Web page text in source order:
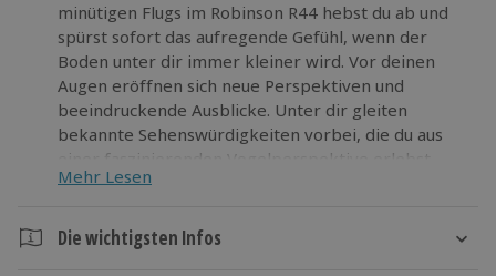
minütigen Flugs im Robinson R44 hebst du ab und
spürst sofort das aufregende Gefühl, wenn der
Boden unter dir immer kleiner wird. Vor deinen
Augen eröffnen sich neue Perspektiven und
beeindruckende Ausblicke. Unter dir gleiten
bekannte Sehenswürdigkeiten vorbei, die du aus
einer faszinierenden Vogelperspektive erlebst.
Jeder Augenblick in der Luft steht für Freiheit,
wird sowohl auf Deutsch als auch auf Englisch
begleitet, damit du dich ganz entspannt auf dieses
Mehr Lesen
Die wichtigsten Infos